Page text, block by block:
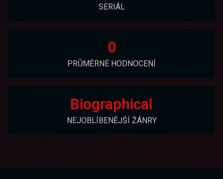
SERIÁL
0
PRŮMĚRNÉ HODNOCENÍ
Biographical
NEJOBLÍBENĚJŠÍ ŽÁNRY